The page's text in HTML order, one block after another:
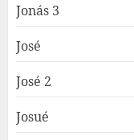
Jonás 3
José
José 2
Josué